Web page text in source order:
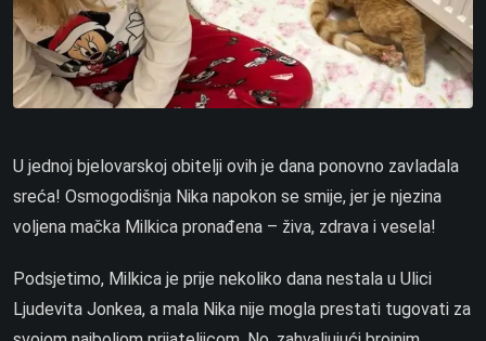
U jednoj bjelovarskoj obitelji ovih je dana ponovno zavladala
sreća! Osmogodišnja Nika napokon se smije, jer je njezina
voljena mačka Milkica pronađena – živa, zdrava i vesela!
Podsjetimo, Milkica je prije nekoliko dana nestala u Ulici
Ljudevita Jonkea, a mala Nika nije mogla prestati tugovati za